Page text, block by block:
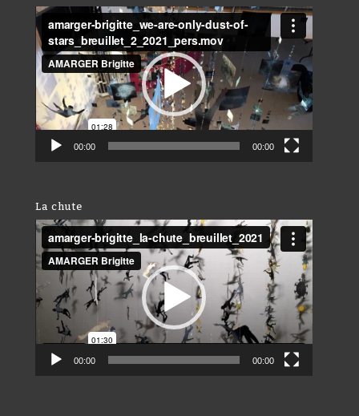
Lecteur
vidéo
00:00 00:00
La chute
Lecteur
vidéo
00:00 00:00